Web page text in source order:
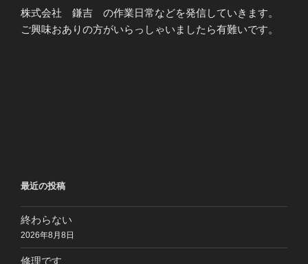
株式会社 鎌吉 の作業日常などを発信していきます。
ご興味おありの方がいらっしゃいましたら有難いです。
最近の投稿
終わらない
2026年8月8日
修理です